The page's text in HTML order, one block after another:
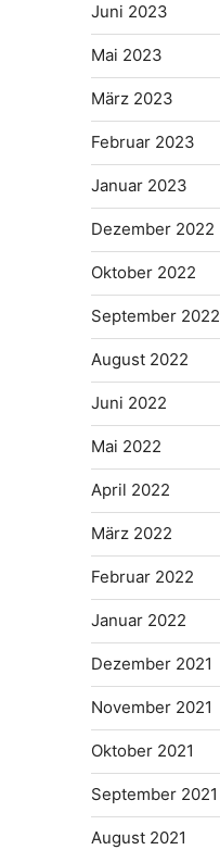
Juni 2023
Mai 2023
März 2023
Februar 2023
Januar 2023
Dezember 2022
Oktober 2022
September 2022
August 2022
Juni 2022
Mai 2022
April 2022
März 2022
Februar 2022
Januar 2022
Dezember 2021
November 2021
Oktober 2021
September 2021
August 2021